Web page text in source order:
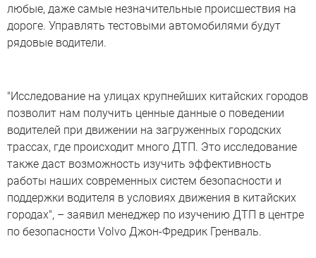
любые, даже самые незначительные происшествия на
дороге. Управлять тестовыми автомобилями будут
рядовые водители.
"Исследование на улицах крупнейших китайских городов
позволит нам получить ценные данные о поведении
водителей при движении на загруженных городских
трассах, где происходит много ДТП. Это исследование
также даст возможность изучить эффективность
работы наших современных систем безопасности и
поддержки водителя в условиях движения в китайских
городах", – заявил менеджер по изучению ДТП в центре
по безопасности Volvo Джон-Фредрик Гренваль.